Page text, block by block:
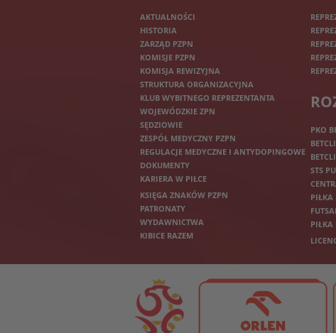
AKTUALNOŚCI
HISTORIA
ZARZĄD PZPN
KOMISJE PZPN
KOMISJA REWIZYJNA
STRUKTURA ORGANIZACYJNA
KLUB WYBITNEGO REPREZENTANTA
WOJEWÓDZKIE ZPN
SĘDZIOWIE
ZESPÓŁ MEDYCZNY PZPN
REGULACJE MEDYCZNE I ANTYDOPINGOWE
DOKUMENTY
KARIERA W PIŁCE
KSIĘGA ZNAKÓW PZPN
PATRONATY
WYDAWNICTWA
KIBICE RAZEM
PKO
STS
PIŁKA
PIŁKA